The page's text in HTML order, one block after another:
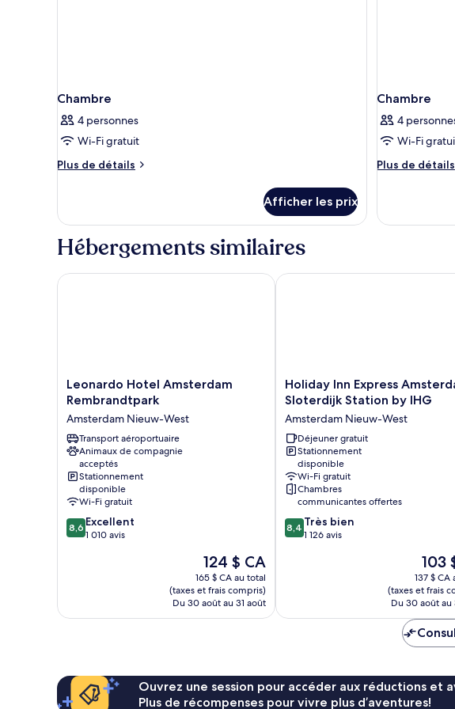
Chambre
4 personnes
Wi-Fi gratuit
Plus de détails
Plus
Chambre
Afficher les prix
Chambre
4
Wi-Fi
Plus de détails
Plus
Chambre
Hébergements similaires
Leonardo
Hotel
Rembrandtpark
Amsterdam
Nieuw-
West
Leonardo Hotel Amsterdam
Rembrandtpark
Amsterdam Nieuw-West
Transport aéroportuaire
Animaux de compagnie
acceptés
Stationnement
disponible
Wi-Fi gratuit
8.6
sur
8,6 Excellent
1 010 avis
Le
prix
est
de
124 $ CA
124 $ CA
165 $ CA au total
(taxes et frais compris)
Du 30 août au 31 août
Leonardo Hotel Amsterdam Rembrandtpark
Holiday
Inn
Amsterdam
-
Sloterdijk
Station
by
IHG
Nieuw-
West
Holiday Inn Express
Sloterdijk Station by IHG
Amsterdam Nieuw-West
Déjeuner gratuit
Stationnement
disponible
Wi-Fi gratuit
Chambres
communicantes offertes
8.4
sur
8,4 Très bien
1 126 avis
Le
prix
est
de
103 $
103
137 $ CA
(taxes et frais
Du 30 août au
Holiday Inn Express
Ouvrez une session pour accéder aux réductions et
Plus de récompenses pour vivre plus d’aventures!